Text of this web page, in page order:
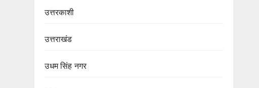
उत्तरकाशी
उत्तराखंड
उधम सिंह नगर